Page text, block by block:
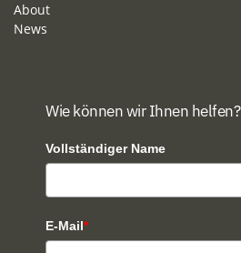
About
News
Wie können wir Ihnen helfen?
Vollständiger Name
E-Mail*